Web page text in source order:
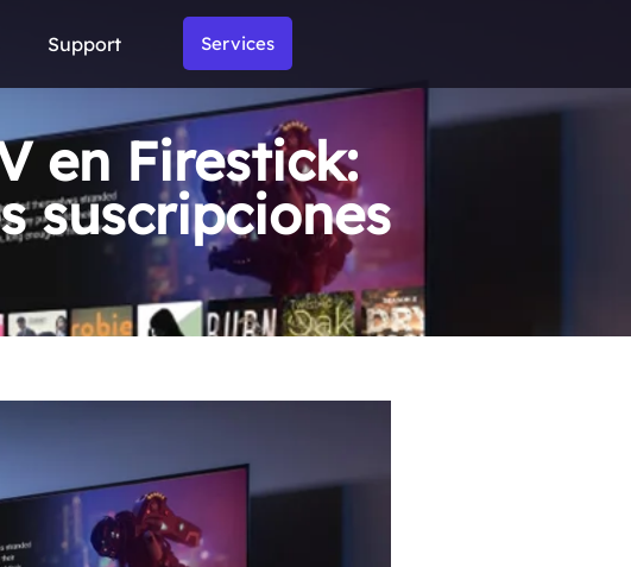
Support Services
en Firestick:
suscripciones